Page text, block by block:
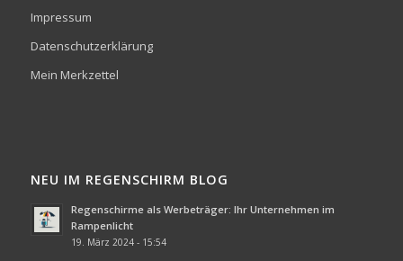
Impressum
Datenschutzerklärung
Mein Merkzettel
NEU IM REGENSCHIRM BLOG
Regenschirme als Werbeträger: Ihr Unternehmen im
Rampenlicht
19. März 2024 - 15:54